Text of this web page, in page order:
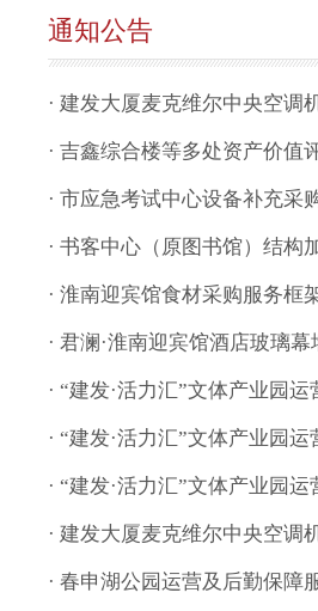
通知公告
· 建发大厦麦克维尔中央空调
· 吉鑫综合楼等多处资产价值
· 市应急考试中心设备补充采
· 书客中心（原图书馆）结构
· 淮南迎宾馆食材采购服务框
· 君澜·淮南迎宾馆酒店玻璃
· “建发·活力汇”文体产业园
· “建发·活力汇”文体产业园
· “建发·活力汇”文体产业园
· 建发大厦麦克维尔中央空调
· 春申湖公园运营及后勤保障